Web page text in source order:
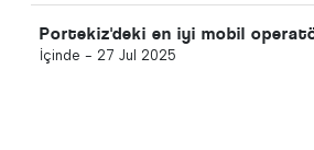
Portekiz'deki en iyi mobil
İçinde - 27 Jul 2025